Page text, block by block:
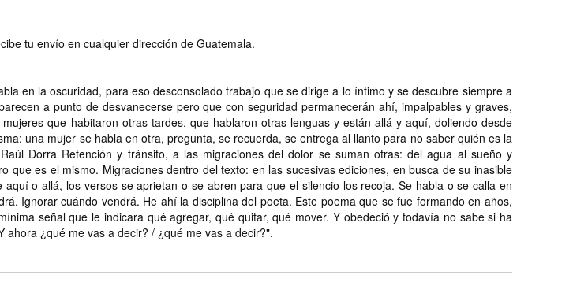
tu envío en cualquier dirección de Guatemala.
en la oscuridad, para eso desconsolado trabajo que se dirige a lo íntimo y se descubre siempre a
a punto de desvanecerse pero que con seguridad permanecerán ahí, impalpables y graves,
que habitaron otras tardes, que hablaron otras lenguas y están allá y aquí, doliendo desde
una mujer se habla en otra, pregunta, se recuerda, se entrega al llanto para no saber quién es la
Dorra Retención y tránsito, a las migraciones del dolor se suman otras: del agua al sueño y
es el mismo. Migraciones dentro del texto: en las sucesivas ediciones, en busca de su inasible
o allá, los versos se aprietan o se abren para que el silencio los recoja. Se habla o se calla en
Ignorar cuándo vendrá. He ahí la disciplina del poeta. Este poema que se fue formando en años,
señal que le indicara qué agregar, qué quitar, qué mover. Y obedeció y todavía no sabe si ha
¿qué me vas a decir? / ¿qué me vas a decir?".